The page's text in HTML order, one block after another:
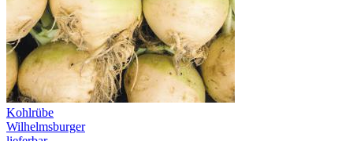
Kohlrübe
Wilhelmsburger